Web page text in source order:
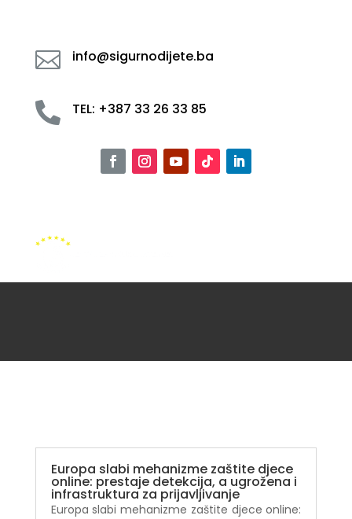
 info@sigurnodijete.ba
 TEL: +387 33 26 33 85
Europa slabi mehanizme zaštite djece
online: prestaje detekcija, a ugrožena i
infrastruktura za prijavljivanje
Europa slabi mehanizme zaštite djece online: